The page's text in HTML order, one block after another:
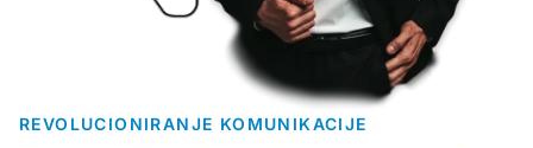
REVOLUCIONIRANJE KOMUNIKACIJE